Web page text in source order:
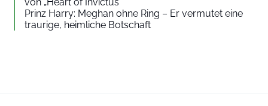
Prinz Harry: Meghan ohne Ring – Er vermutet eine
traurige, heimliche Botschaft